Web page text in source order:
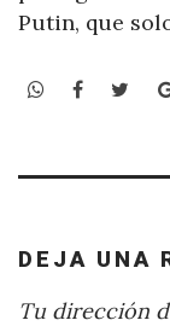
Putin, que
WhatsApp
Facebook
DEJA UNA
Tu dirección